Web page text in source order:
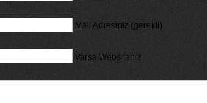
Mail Adresiniz (gerekli)
Varsa Websiteniz